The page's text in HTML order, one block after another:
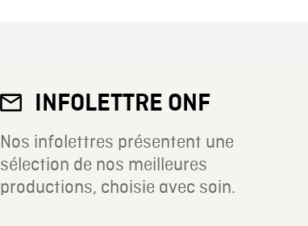
INFOLETTRE ONF
Nos infolettres présentent une
sélection de nos meilleures
productions, choisie avec soin.